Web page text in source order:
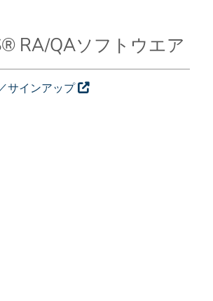
RA/QAソフトウエア
サインアップ